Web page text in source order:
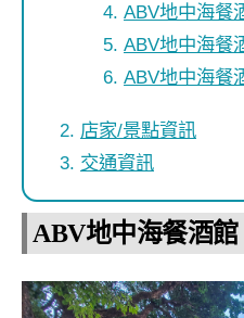
ABV地中海餐
ABV地中海餐
ABV地中海餐
店家/景點資訊
交通資訊
ABV地中海餐酒